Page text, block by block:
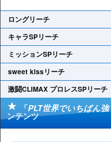
ロングリーチ
キャラSPリーチ
ミッションSPリーチ
sweet kissリーチ
激闘CLIMAX プロレスSPリーチ
「PLT世界でいちばん
ンテンツ